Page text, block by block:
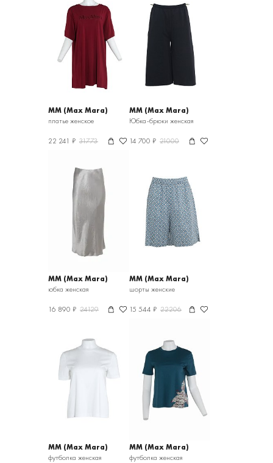
MM (Max Mara)
платье женское
22 241 ₽ 31773
MM (Max Mara)
Юбка-брюки женская
14 700 ₽ 21000
MM (Max Mara)
юбка женская
16 890 ₽ 24129
MM (Max Mara)
шорты женские
15 544 ₽ 22206
MM (Max Mara)
футболка женская
MM (Max Mara)
футболка женская